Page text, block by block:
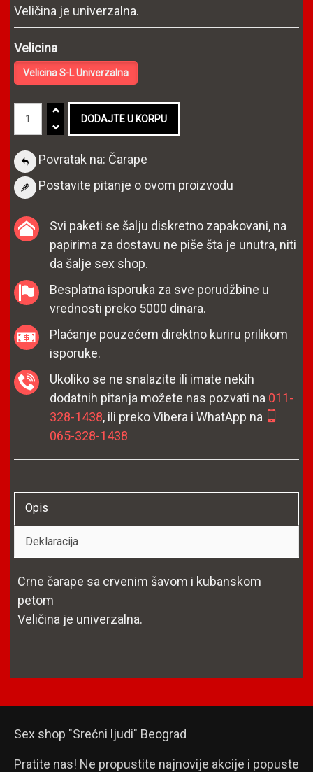
Veličina je univerzalna.
Velicina
Velicina S-L Univerzalna
Povratak na: Čarape
Postavite pitanje o ovom proizvodu
Svi paketi se šalju diskretno zapakovani, na
papirima za dostavu ne piše šta je unutra, niti
da šalje sex shop.
Besplatna isporuka za sve porudžbine u
vrednosti preko 5000 dinara.
Plaćanje pouzećem direktno kuriru prilikom
isporuke.
Ukoliko se ne snalazite ili imate nekih
dodatnih pitanja možete nas pozvati na 011-
328-1438, ili preko Vibera i WhatApp na
065-328-1438
Opis
Deklaracija
Crne čarape sa crvenim šavom i kubanskom
petom
Veličina je univerzalna.
Sex shop "Srećni ljudi" Beograd
Pratite nas! Ne propustite najnovije akcije i popuste